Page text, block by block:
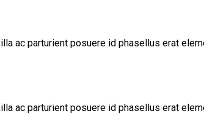
ac parturient posuere id phasellus erat
ac parturient posuere id phasellus erat